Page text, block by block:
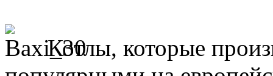
Котлы, которые